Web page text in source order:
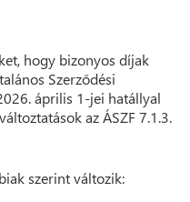
hogy bizonyos díjak
Szerződési
április 1-jei hatállyal
az ÁSZF 7.1.3.
szerint változik: